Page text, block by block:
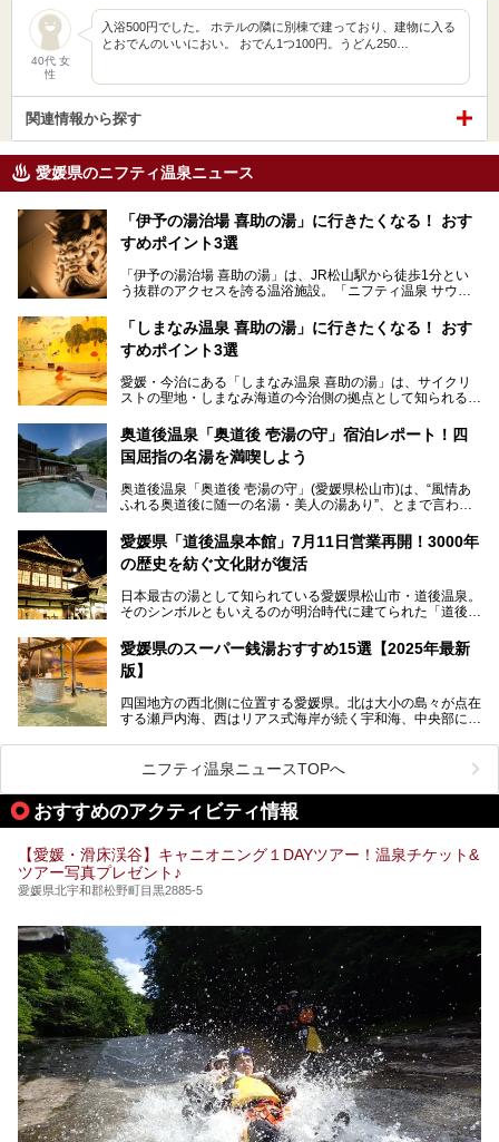
40代 女
性
入浴500円でした。 ホテルの隣に別棟で建っており、建物に入る
とおでんのいいにおい。 おでん1つ100円。うどん250…
関連情報から探す
愛媛県のニフティ温泉ニュース
「伊予の湯治場 喜助の湯」に行きたくなる！ おす
すめポイント3選
「伊予の湯治場 喜助の湯」は、JR松山駅から徒歩1分とい
う抜群のアクセスを誇る温浴施設。「ニフティ温泉 サウナ
ナーが訪れる人気スポットです。天然温泉・サウナ・岩盤
浴・食事・宿泊まで“癒しのすべて”がそろう人気施設の中で
も、特におすすめしたい3つのポイントについて厳選してお
「しまなみ温泉 喜助の湯」に行きたくなる！ おす
すめポイント3選
愛媛・今治にある「しまなみ温泉 喜助の湯」は、サイクリ
ストの聖地・しまなみ海道の今治側の拠点として知られる人
ばれていて、自転車ロッカーや工具、給水サービスなど、旅
人に嬉しい工夫がたっぷり。お風呂は内湯から半露天、サウ
ナまで種類豊富で広々空間。泉質も温度もバリエーション豊
ポイントについて厳選してお届けします。読めばきっと、行
きたくなること間違いなし！
奥道後温泉「奥道後 壱湯の守」宿泊レポート！四
国屈指の名湯を満喫しよう
奥道後温泉「奥道後 壱湯の守」(愛媛県松山市)は、“風情あ
ふれる奥道後に随一の名湯・美人の湯あり”、とまで言われ
露天風呂。日々の生活から隔離された非日常感を味わえま
す。
ト。今回はニフティ温泉ライターである筆者自ら宿泊し、名
物の大露天風呂「翠明の湯」の全浴槽をご紹介。また、パブ
その魅力をご紹介します！
愛媛県「道後温泉本館」7月11日営業再開！3000年
の歴史を紡ぐ文化財が復活
日本最古の湯として知られている愛媛県松山市・道後温泉。
そのシンボルともいえるのが明治時代に建てられた「道後温
いた保存修理工事が終わり、いよいよ2024年7月11日から
全館営業再開となります。
愛媛県のスーパー銭湯おすすめ15選【2025年最新
版】
四国地方の西北側に位置する愛媛県。北は大小の島々が点在
する瀬戸内海、西はリアス式海岸が続く宇和海、中央部には
な自然と、温暖な気候が魅力の県です。
日本最古の温泉といわれる道後温泉を筆頭に、多くの温泉が
ある愛媛県は、スーパー銭湯も豊富です。中には、中四国地
方を代表する人気の施設も。今回は、愛媛県の誇るスーパー
銭湯をピックアップしました。
ニフティ温泉ニュースTOPへ
おすすめのアクティビティ情報
【愛媛・滑床渓谷】キャニオニング１DAYツアー！温泉チケット&
ツアー写真プレゼント♪
愛媛県北宇和郡松野町目黒2885-5